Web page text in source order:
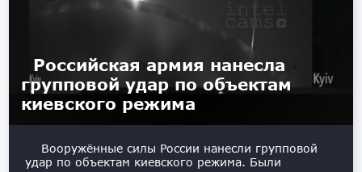
Российская армия нанесла
групповой удар по объектам
киевского режима
Вооружённые силы России нанесли групповой
удар по объектам киевского режима. Были